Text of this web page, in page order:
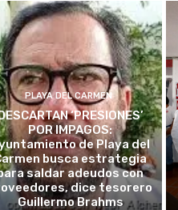
PLAYA DEL CARMEN
‘PRESIONES’
POR IMPAGOS:
de Playa del
busca estrategia
saldar adeudos con
dice tesorero
Guillermo Brahms